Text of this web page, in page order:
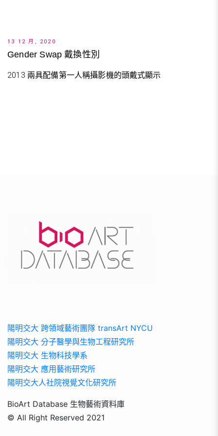
13 12 月, 2020
Gender Swap 戴換性別
2013 兩具配備第一人稱攝影機的頭戴式顯示
陽明交大 跨領域藝術團隊 transArt NYCU
陽明交大 分子醫學與生物工程研究所
陽明交大 生物科技學系
陽明交大 應用藝術研究所
陽明交大人社院視覺文化研究所
BioArt Database 生物藝術資料庫
© All Right Reserved 2021